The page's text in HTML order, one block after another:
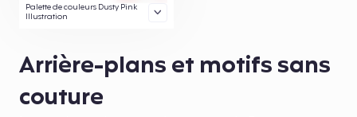
Palette de couleurs Dusty Pink
Illustration
Arrière-plans et motifs sans
couture